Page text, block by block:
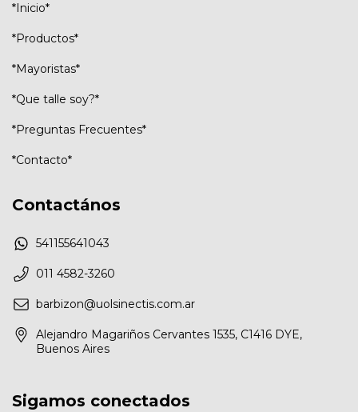
*Inicio*
*Productos*
*Mayoristas*
*Que talle soy?*
*Preguntas Frecuentes*
*Contacto*
Contactános
541155641043
011 4582-3260
barbizon@uolsinectis.com.ar
Alejandro Magariños Cervantes 1535, C1416 DYE,
Buenos Aires
Sigamos conectados